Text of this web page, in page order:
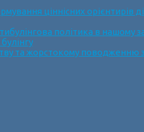
ціннісних орієнтирів
політика в нашому
та жорстокому поводженню з